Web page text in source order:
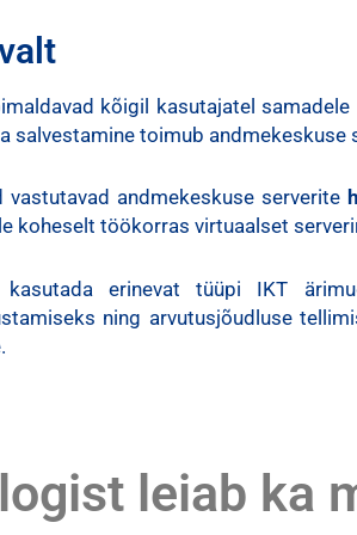
kõigil kasutajatel
salvestamine toimub andmekeskuse
vastutavad andmekeskuse serverite
koheselt töökorras virtuaalset
erinevat tüüpi IKT
ning arvutusjõudluse
leiab ka